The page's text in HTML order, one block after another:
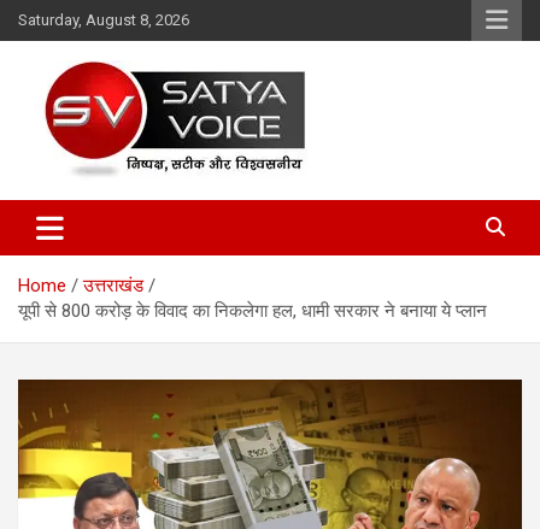
Skip
to
Saturday, August 8, 2026
Satya Voice
Home
उत्तराखंड
यूपी से 800 करोड़ के विवाद का निकलेगा हल, धामी सरकार ने बनाया ये प्लान